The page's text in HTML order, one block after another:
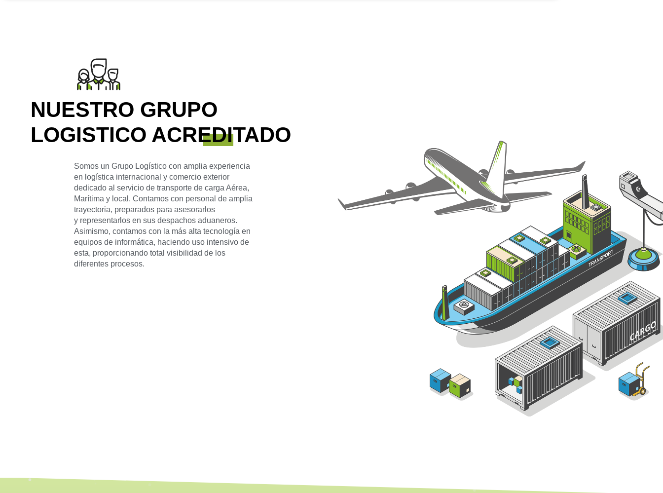
NUESTRO GRUPO
LOGISTICO ACREDITADO
Somos un Grupo Logístico con amplia experiencia
en logística internacional y comercio exterior
dedicado al servicio de transporte de carga Aérea,
Marítima y local. Contamos con personal de amplia
trayectoria, preparados para asesorarlos
y representarlos en sus despachos aduaneros.
Asimismo, contamos con la más alta tecnología en
equipos de informática, haciendo uso intensivo de
esta, proporcionando total visibilidad de los
diferentes procesos.